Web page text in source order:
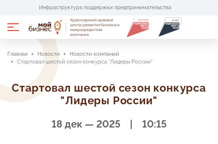
Инфраструктура поддержки предпринимательства
Портал имущественной поддержки
Портал поставщиков «Сделано в крае»
Красноярский краевой
центр развития бизнеса и
микрокредитная
компания
Услуги и меры поддержки
Центры поддержки
Главная Новости
Новости компаний
Стартовал шестой сезон конкурса "Лидеры России"
Стартовал шестой сезон конкурса
"Лидеры России"
18 дек — 2025 | 10:15